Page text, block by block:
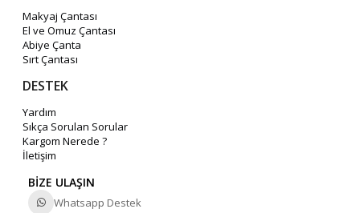
Makyaj Çantası
El ve Omuz Çantası
Abiye Çanta
Sırt Çantası
DESTEK
Yardım
Sıkça Sorulan Sorular
Kargom Nerede ?
İletişim
BİZE ULAŞIN
Whatsapp Destek